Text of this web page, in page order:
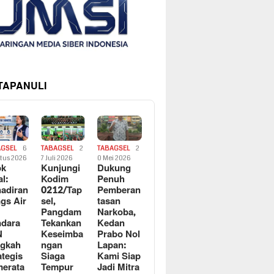
6
2026
Air
TABAGSEL
2
7 Juli 2026
Kunjungi
Kodim
0212/Tap
sel,
Pangdam
Tekankan
Keseimba
ngan
Siaga
Tempur
TABAGSEL
2
0 Mei 2026
Dukung
Penuh
Pemberan
tasan
Narkoba,
Kedan
Prabo Nol
Lapan:
Kami Siap
Jadi Mitra